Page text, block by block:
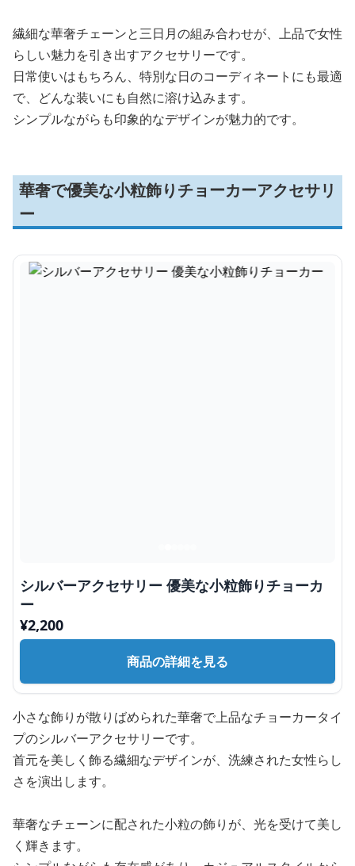
繊細な華奢チェーンと三日月の組み合わせが、上品で女性
らしい魅力を引き出すアクセサリーです。
日常使いはもちろん、特別な日のコーディネートにも最適
で、どんな装いにも自然に溶け込みます。
シンプルながらも印象的なデザインが魅力的です。
華奢で優美な小粒飾りチョーカーアクセサリ
ー
シルバーアクセサリー 優美な小粒飾りチョーカ
ー
¥2,200
商品の詳細を見る
小さな飾りが散りばめられた華奢で上品なチョーカータイ
プのシルバーアクセサリーです。
首元を美しく飾る繊細なデザインが、洗練された女性らし
さを演出します。
華奢なチェーンに配された小粒の飾りが、光を受けて美し
く輝きます。